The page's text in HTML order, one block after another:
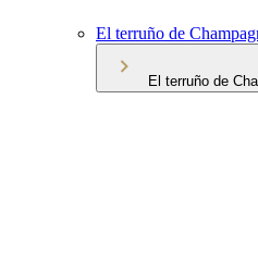
El terruño de
El terruño de